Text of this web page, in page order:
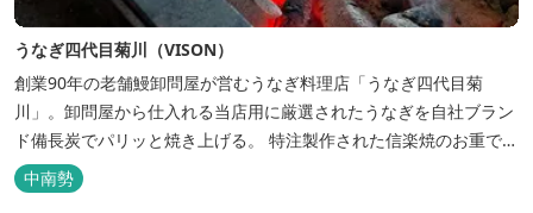
うなぎ四代目菊川（VISON）
創業90年の老舗鰻卸問屋が営むうなぎ料理店「うなぎ四代目菊
川」。卸問屋から仕入れる当店用に厳選されたうなぎを自社ブラン
ド備長炭でパリッと焼き上げる。 特注製作された信楽焼のお重で提
供するのは一本まるごと使用した名物「一本うなぎ」。 皮はパリッ
と、身はふわっと。噛めば口の中で上質な脂がとろっと広がりま
中南勢